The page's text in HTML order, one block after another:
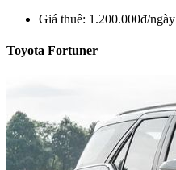
Giá thuê: 1.200.000đ/ngày
Toyota Fortuner